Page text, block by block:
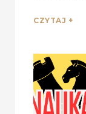
CZYTAJ +